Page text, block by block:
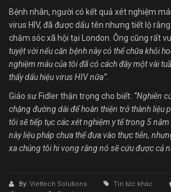
Bệnh nhân, người có kết quả xét nghiệm
virus HIV, đã được dấu tên nhưng tiết lộ
chăm sóc xã hội tại London. Ông cũng rất
tuyệt vời nếu căn bệnh này có thể chữa khỏi
nghiệm máu của tôi đã có cách đây một vài
thấy dấu hiệu virus HIV nữa”.
Giáo sư Fidler thận trọng cho biết: “Nghiên
chặng đường dài để hoàn thiện trở thành liệu
tôi sẽ tiếp tục các xét nghiệm y tế trong 5
này liệu pháp chưa thể đưa vào thực tiễn,
xa chúng tôi hi vọng rằng nó sẽ cứu được cả
By: Viettech Solutions Tin tức khác